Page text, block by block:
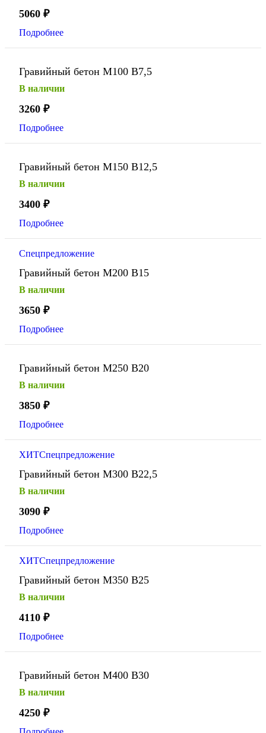
5060 ₽
Подробнее
Гравийный бетон М100 В7,5
В наличии
3260 ₽
Подробнее
Гравийный бетон М150 В12,5
В наличии
3400 ₽
Подробнее
Спецпредложение
Гравийный бетон М200 В15
В наличии
3650 ₽
Подробнее
Гравийный бетон М250 В20
В наличии
3850 ₽
Подробнее
ХИТСпецпредложение
Гравийный бетон М300 В22,5
В наличии
3090 ₽
Подробнее
ХИТСпецпредложение
Гравийный бетон М350 В25
В наличии
4110 ₽
Подробнее
Гравийный бетон М400 В30
В наличии
4250 ₽